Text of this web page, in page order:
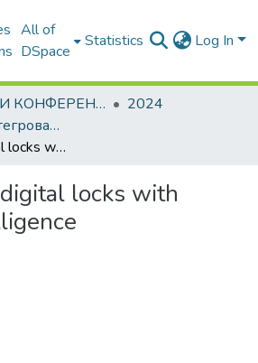
All of
DSpace
Statistics Log In
МАТЕРІАЛИ КОНФЕРЕНЦІЙ
2024
Комп’ютерно-інтегровані технології автоматизації технологічних процесів на транспорті та у виробництві
Overview of digital locks with artificial intelligence
locks with